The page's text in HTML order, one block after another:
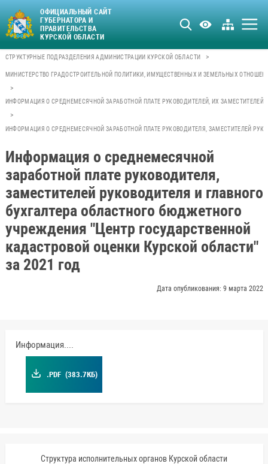
ОФИЦИАЛЬНЫЙ САЙТ
ГУБЕРНАТОРА И
ПРАВИТЕЛЬСТВА
КУРСКОЙ ОБЛАСТИ
СТРУКТУРНЫЕ ПОДРАЗДЕЛЕНИЯ АДМИНИСТРАЦИИ КУРСКОЙ ОБЛАСТИ >
МИНИСТЕРСТВО ГРАДОСТРОИТЕЛЬНОЙ ПОЛИТИКИ, ИМУЩЕСТВЕННЫХ И ЗЕМЕЛЬНЫХ
>
ИНФОРМАЦИЯ О СРЕДНЕМЕСЯЧНОЙ ЗАРАБОТНОЙ ПЛАТЕ РУКОВОДИТЕЛЕЙ, ИХ
>
ИНФОРМАЦИЯ О СРЕДНЕМЕСЯЧНОЙ ЗАРАБОТНОЙ ПЛАТЕ РУКОВОДИТЕЛЯ, ЗАМЕСТИТЕЛЕЙ
Информация о среднемесячной
заработной плате руководителя,
заместителей руководителя и главного
бухгалтера областного бюджетного
учреждения "Центр государственной
кадастровой оценки Курской области"
за 2021 год
Дата опубликования: 9 марта 2022
.PDF (383.7КБ)
Структура исполнительных органов Курской области